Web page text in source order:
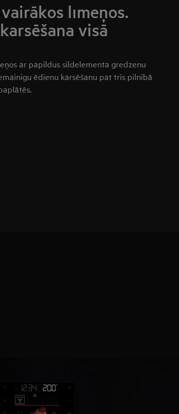
līmeņos.
visā
ar papildus sildelementa gredzenu
ēdienu karsēšanu pat trīs pilnībā